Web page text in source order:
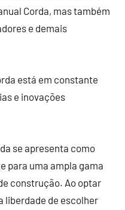
Corda, mas também
e demais
está em constante
e inovações
se apresenta como
para uma ampla gama
construção. Ao optar
liberdade de escolher